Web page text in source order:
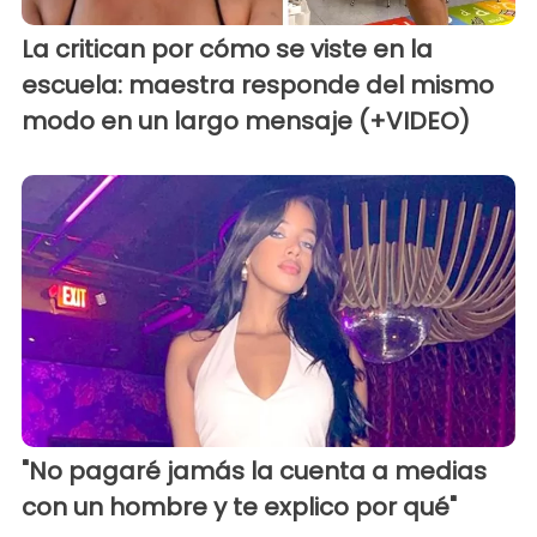
La critican por cómo se viste en la
escuela: maestra responde del mismo
modo en un largo mensaje (+VIDEO)
"No pagaré jamás la cuenta a medias
con un hombre y te explico por qué"